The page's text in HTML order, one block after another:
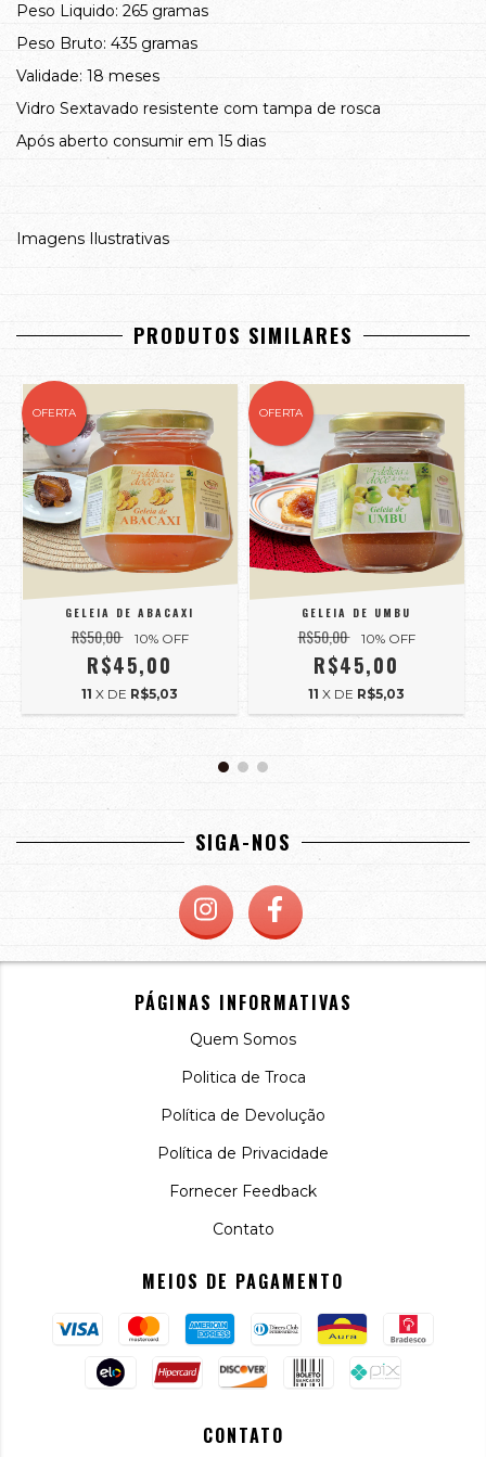
Peso Liquido: 265 gramas
Peso Bruto: 435 gramas
Validade: 18 meses
Vidro Sextavado resistente com tampa de rosca
Após aberto consumir em 15 dias
Imagens Ilustrativas
PRODUTOS SIMILARES
OFERTA
GELEIA DE ABACAXI
R$50,00 10% OFF
R$45,00
11 X DE R$5,03
OFERTA
GELEIA DE UMBU
R$50,00 10% OFF
R$45,00
11 X DE R$5,03
SIGA-NOS
PÁGINAS INFORMATIVAS
Quem Somos
Politica de Troca
Política de Devolução
Política de Privacidade
Fornecer Feedback
Contato
MEIOS DE PAGAMENTO
CONTATO